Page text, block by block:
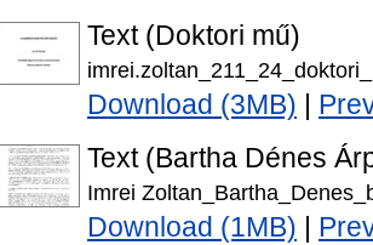
Text (Doktori mű)
Download (3MB)
Text (Bartha Dénes
Imrei
Download (1MB)